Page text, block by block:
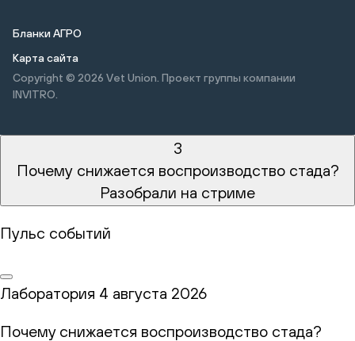
Бланки АГРО
Карта сайта
Copyright © 2026 Vet Union. Проект группы компании
INVITRO.
3
Почему снижается воспроизводство стада?
Разобрали на стриме
Пульс событий
Лаборатория 4 августа 2026
Почему снижается воспроизводство стада?